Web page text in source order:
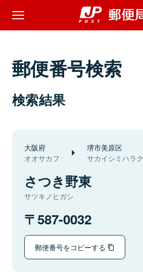
郵便番号検索
検索結果
大阪府
オオサカフ
堺市美原区
サカイシミハラク
さつき野東
サツキノヒガシ
587-0032
郵便番号をコピーする